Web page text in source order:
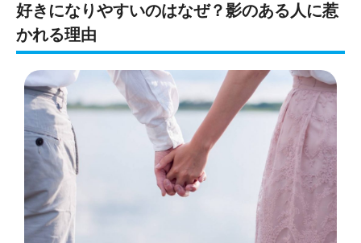
好きになりやすいのはなぜ？影のある人に惹
かれる理由